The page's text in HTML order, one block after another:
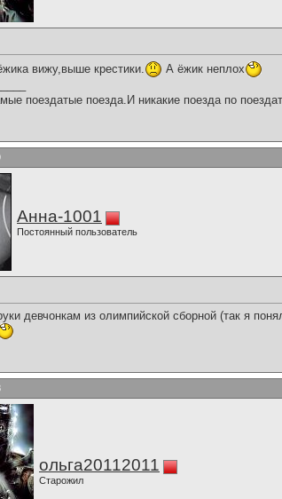
вижу,выше крестики.
А ёжик неплох
поездатые поезда.И никакие поезда по
Анна-1001
Постоянный пользователь
девчонкам из олимпийской сборной (так я
ольга20112011
Старожил